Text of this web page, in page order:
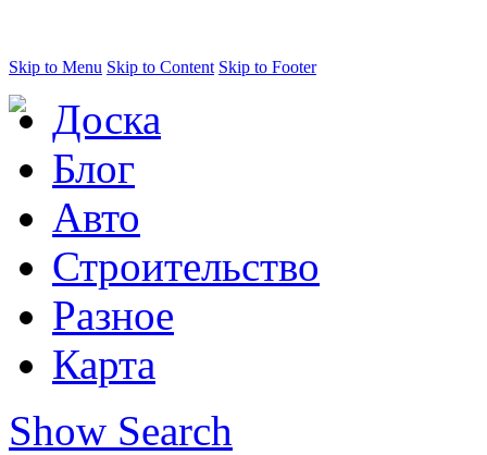
Skip to Menu Skip to Content Skip to Footer
Доска
Блог
Авто
Строительство
Разное
Карта
Show Search